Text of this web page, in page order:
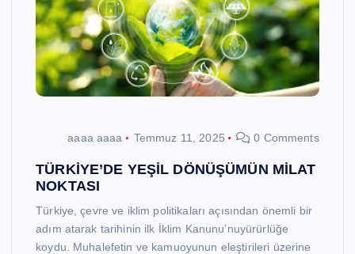
aaaa aaaa Temmuz 11, 2025 0 Comments
TÜRKİYE’DE YEŞİL DÖNÜŞÜMÜN MİLAT
NOKTASI
Türkiye, çevre ve iklim politikaları açısından önemli bir
adım atarak tarihinin ilk İklim Kanunu’nuyürürlüğe
koydu. Muhalefetin ve kamuoyunun eleştirileri üzerine